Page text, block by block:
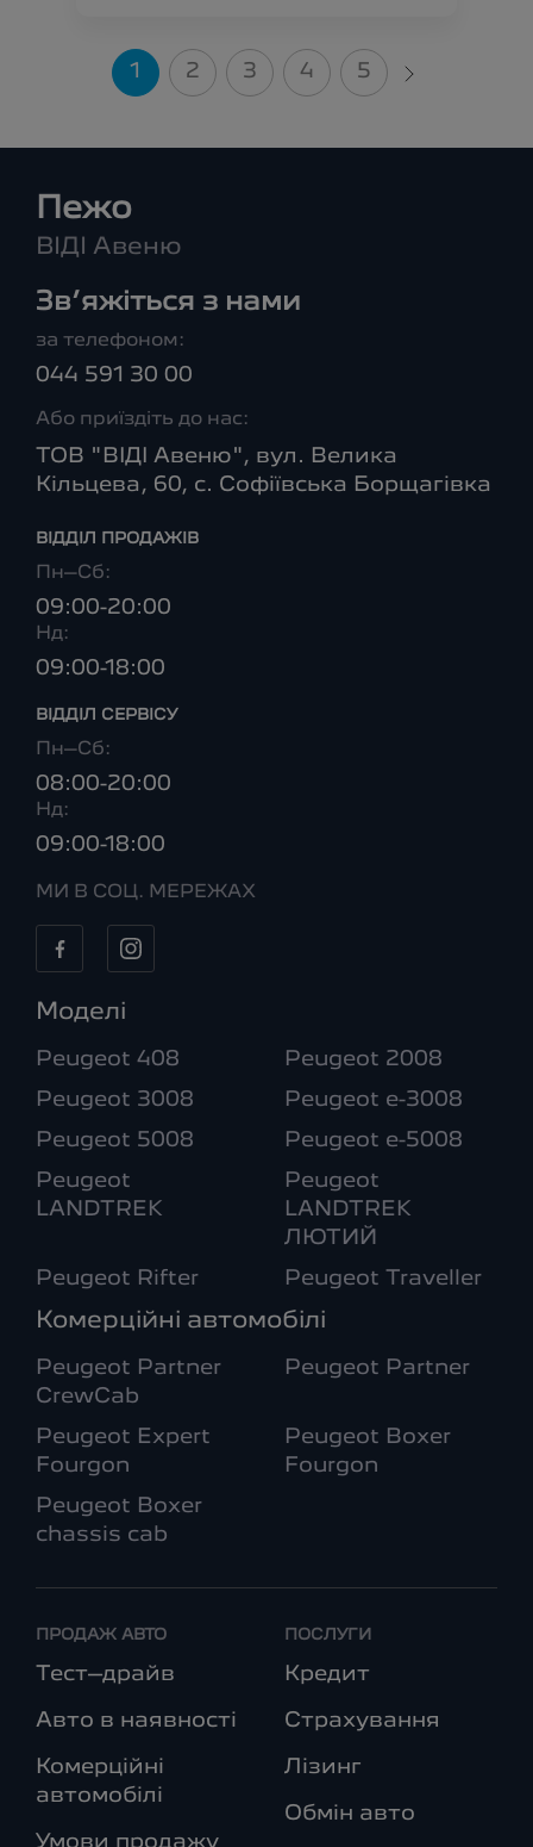
1 2 3 4 5
Пежо
ВІДІ Авеню
Зв’яжіться з нами
за телефоном:
044 591 30 00
Або приїздіть до нас:
ТОВ "ВІДІ Авеню", вул. Велика
Кільцева, 60, с. Софіївська Борщагівка
ВІДДІЛ ПРОДАЖІВ
Пн–Сб:
09:00-20:00
Нд:
09:00-18:00
ВІДДІЛ CЕРВІСУ
Пн–Сб:
08:00-20:00
Нд:
09:00-18:00
МИ В СОЦ. МЕРЕЖАХ
Моделі
Peugeot 408 Peugeot 2008
Peugeot 3008 Peugeot e-3008
Peugeot 5008 Peugeot e-5008
Peugeot
LANDTREK
Peugeot
LANDTREK
ЛЮТИЙ
Peugeot Rifter Peugeot Traveller
Комерційні автомобілі
Peugeot Partner
CrewCab
Peugeot Partner
Peugeot Expert
Fourgon
Peugeot Boxer
Fourgon
Peugeot Boxer
chassis cab
ПРОДАЖ АВТО
Тест–драйв
Авто в наявності
Комерційні
автомобілі
Умови продажу
ПОСЛУГИ
Кредит
Страхування
Лізинг
Обмін авто